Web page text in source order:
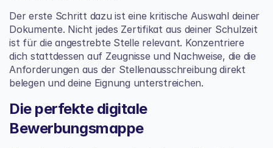
Der erste Schritt dazu ist eine kritische Auswahl deiner
Dokumente. Nicht jedes Zertifikat aus deiner Schulzeit
ist für die angestrebte Stelle relevant. Konzentriere
dich stattdessen auf Zeugnisse und Nachweise, die die
Anforderungen aus der Stellenausschreibung direkt
belegen und deine Eignung unterstreichen.
Die perfekte digitale
Bewerbungsmappe